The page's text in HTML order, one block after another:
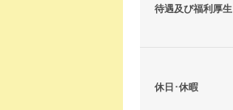
待遇及び福利厚生
休日･休暇